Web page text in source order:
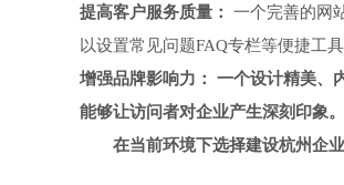
提高客户服务质量：
一个完善的网
以设置常见问题FAQ专栏等便捷工
增强品牌影响力：
一个设计精美、
能够让访问者对企业产生深刻印象
在当前环境下选择建设杭州企